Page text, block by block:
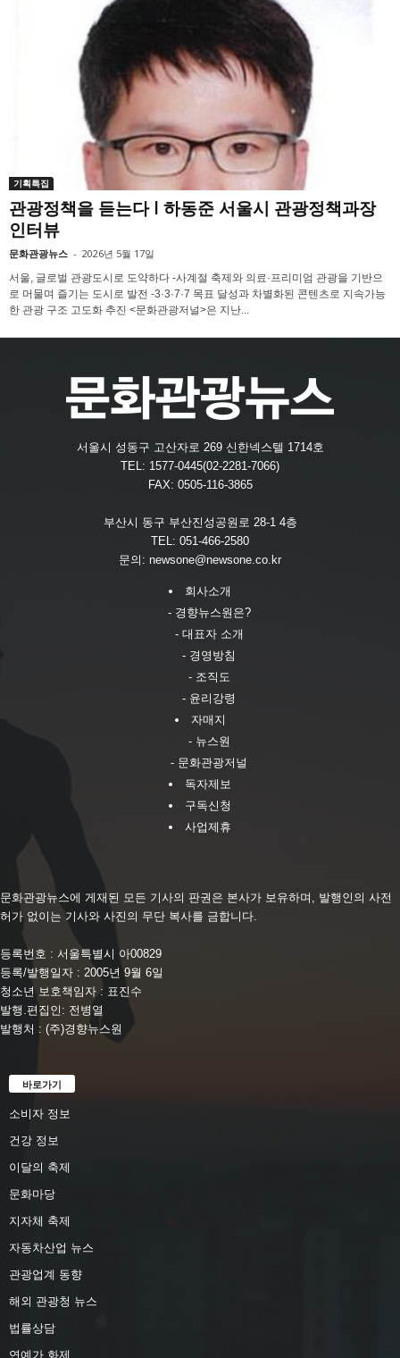
기획특집
관광정책을 듣는다 l 하동준 서울시 관광정책과장
인터뷰
문화관광뉴스 - 2026년 5월 17일
서울, 글로벌 관광도시로 도약하다 -사계절 축제와 의료·프리미엄 관광을 기반으
로 머물며 즐기는 도시로 발전 -3·3·7·7 목표 달성과 차별화된 콘텐츠로 지속가능
한 관광 구조 고도화 추진 <문화관광저널>은 지난...
서울시 성동구 고산자로 269 신한넥스텔 1714호
TEL: 1577-0445(02-2281-7066)
FAX: 0505-116-3865
부산시 동구 부산진성공원로 28-1 4층
TEL: 051-466-2580
문의: newsone@newsone.co.kr
회사소개
- 경향뉴스원은?
- 대표자 소개
- 경영방침
- 조직도
- 윤리강령
자매지
- 뉴스원
- 문화관광저널
독자제보
구독신청
사업제휴
문화관광뉴스에 게재된 모든 기사의 판권은 본사가 보유하며, 발행인의 사전
허가 없이는 기사와 사진의 무단 복사를 금합니다.
등록번호 : 서울특별시 아00829
등록/발행일자 : 2005년 9월 6일
청소년 보호책임자 : 표진수
발행.편집인: 전병열
발행처 : (주)경향뉴스원
바로가기
소비자 정보
건강 정보
이달의 축제
문화마당
지자체 축제
자동차산업 뉴스
관광업계 동향
해외 관광청 뉴스
법률상담
연예가 화제